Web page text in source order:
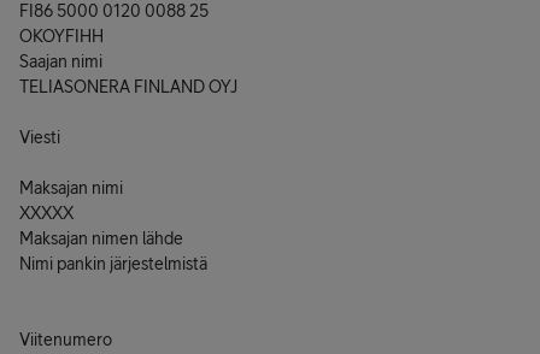
FI86 5000 0120 0088 25
OKOYFIHH
Saajan nimi
TELIASONERA FINLAND OYJ
Viesti
Maksajan nimi
XXXXX
Maksajan nimen lähde
Nimi pankin järjestelmistä
Viitenumero